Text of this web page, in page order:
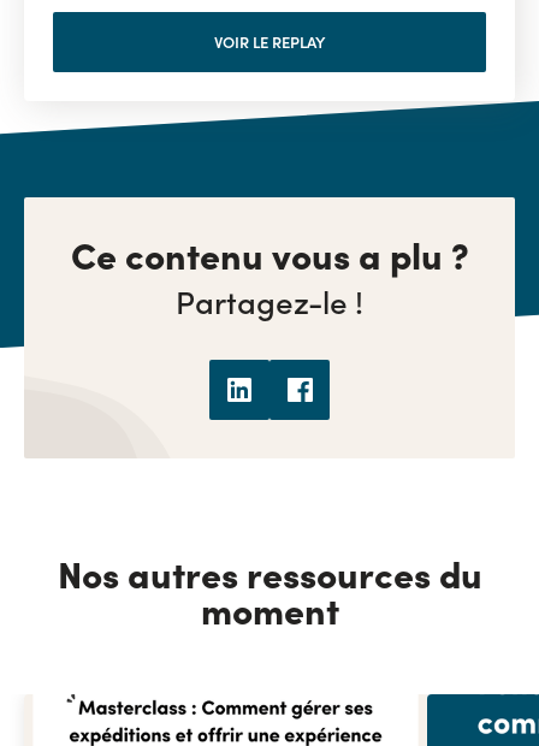
Ce contenu vous a plu ?
Partagez-le !
Nos autres ressources du
moment